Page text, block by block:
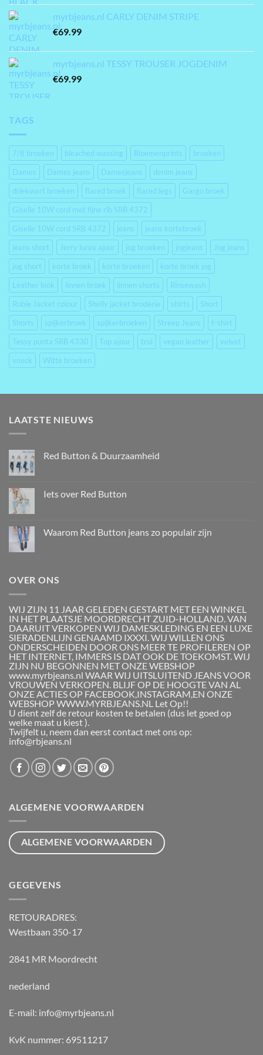
myrbjeans.nl CARLY DENIM STRIPE
€69.99
myrbjeans.nl TESSY TROUSER JOGDENIM
€69.99
TAGS
7/8 broeken bleached wassing Bloemenprints
broeken
Dames
Dames jeans Damesjeans
denim jeans
driekwart broeken
flared broek flared legs
Gargo broek
Giselle 10W cord met fijne rib SRB 4372
Giselle 10W cord SRB 4372
jeans
jeans kortebroek
jeans short
Jerry lurex ajour jog broeken jogjeans
Jog jeans
jog short
korte broek korte broeken
korte broek jog
Leather look
linnen broek linnen shorts
Rinsewash
Robie Jacket colour
Shelly jacket broderie shirts
Short
Shorts
spijkerbroek spijkerbroeken Streep Jeans
t-shirt
Tessy punta SRB 4330
Top ajour trui vegan leather
velvet
vneck
Witte broeken
LAATSTE NIEUWS
Red Button & Duurzaamheid
Iets over Red Button
Waarom Red Button jeans zo populair zijn
OVER ONS
WIJ ZIJN 11 JAAR GELEDEN GESTART MET EEN WINKEL
IN HET PLAATSJE MOORDRECHT ZUID-HOLLAND. VAN
DAARUIT VERKOPEN WIJ DAMESKLEDING EN EEN LUXE
SIERADENLIJN GENAAMD IXXXI. WIJ WILLEN ONS
ONDERSCHEIDEN DOOR ONS MEER TE PROFILEREN OP
HET INTERNET, IMMERS IS DAT OOK DE TOEKOMST. WIJ
ZIJN NU BEGONNEN MET ONZE WEBSHOP
www.myrbjeans.nl WAAR WIJ UITSLUITEND JEANS VOOR
VROUWEN VERKOPEN. BLIJF OP DE HOOGTE VAN AL
ONZE ACTIES OP FACEBOOK,INSTAGRAM,EN ONZE
WEBSHOP WWW.MYRBJEANS.NL Let Op!!
U dient zelf de retour kosten te betalen (dus let goed op
welke maat u kiest ).
Twijfelt u, neem dan eerst contact met ons op:
info@rbjeans.nl
ALGEMENE VOORWAARDEN
ALGEMENE VOORWAARDEN
GEGEVENS
RETOURADRES:
Westbaan 350-17
2841 MR Moordrecht
nederland
E-mail: info@myrbjeans.nl
KvK nummer: 69511217